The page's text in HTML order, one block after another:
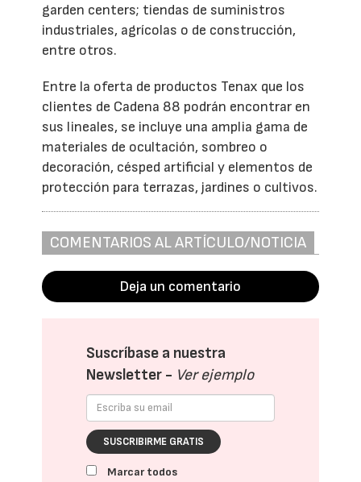
garden centers; tiendas de suministros
industriales, agrícolas o de construcción,
entre otros.
Entre la oferta de productos Tenax que los
clientes de Cadena 88 podrán encontrar en
sus lineales, se incluye una amplia gama de
materiales de ocultación, sombreo o
decoración, césped artificial y elementos de
protección para terrazas, jardines o cultivos.
COMENTARIOS AL ARTÍCULO/NOTICIA
Deja un comentario
Suscríbase a nuestra
Newsletter - Ver ejemplo
SUSCRIBIRME GRATIS
Marcar todos